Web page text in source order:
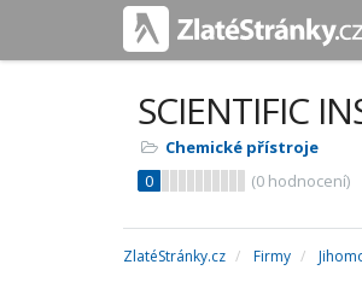
SCIENTIFIC
Chemické přístroje
0
(0 hodnocení)
ZlatéStránky.cz Firmy